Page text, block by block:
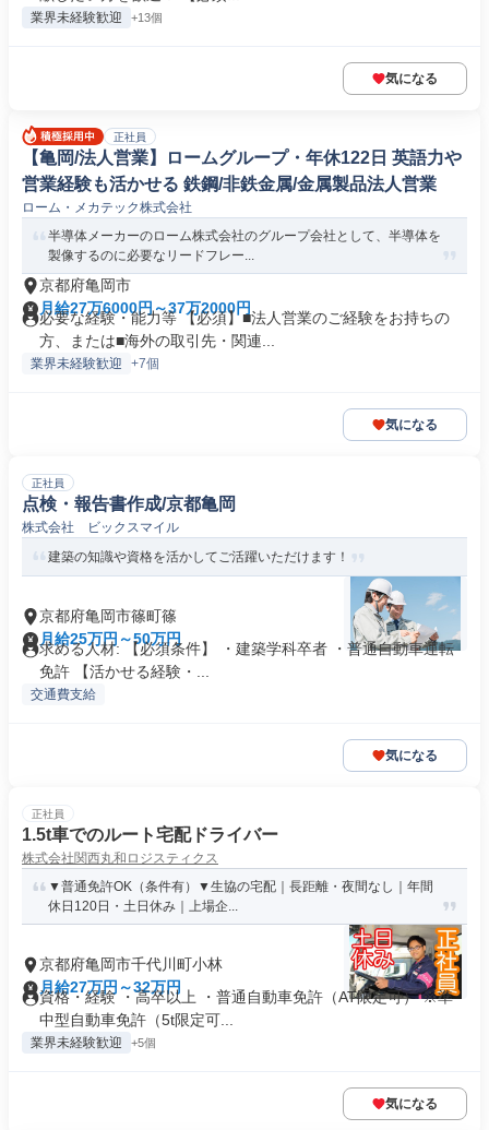
業界未経験歓迎 +13個
気になる
正社員
【亀岡/法人営業】ロームグループ・年休122日 英語力や
営業経験も活かせる 鉄鋼/非鉄金属/金属製品法人営業
ローム・メカテック株式会社
半導体メーカーのローム株式会社のグループ会社として、半導体を
製像するのに必要なリードフレー...
京都府亀岡市
月給27万6000円～37万2000円
必要な経験・能力等 【必須】■法人営業のご経験をお持ちの
方、または■海外の取引先・関連...
業界未経験歓迎 +7個
気になる
正社員
点検・報告書作成/京都亀岡
株式会社 ビックスマイル
建築の知識や資格を活かしてご活躍いただけます！
京都府亀岡市篠町篠
月給25万円～50万円
求める人材: 【必須条件】 ・建築学科卒者 ・普通自動車運転
免許 【活かせる経験・...
交通費支給
気になる
正社員
1.5t車でのルート宅配ドライバー
株式会社関西丸和ロジスティクス
▼普通免許OK（条件有）▼生協の宅配｜長距離・夜間なし｜年間
休日120日・土日休み｜上場企...
京都府亀岡市千代川町小林
月給27万円～32万円
資格・経験 ・高卒以上 ・普通自動車免許（AT限定可） ※準
中型自動車免許（5t限定可...
業界未経験歓迎 +5個
気になる